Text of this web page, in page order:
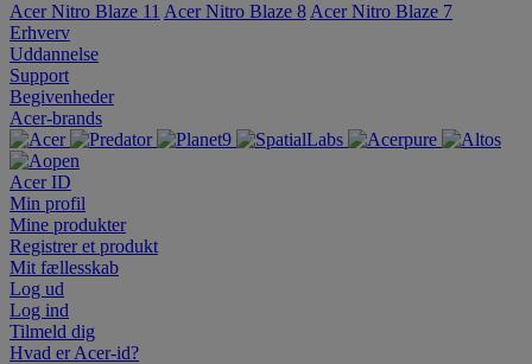
Acer Nitro Blaze 11 Acer Nitro Blaze 8 Acer Nitro Blaze 7
Erhverv
Uddannelse
Support
Begivenheder
Acer-brands
Acer ID
Min profil
Mine produkter
Registrer et produkt
Mit fællesskab
Log ud
Log ind
Tilmeld dig
Hvad er Acer-id?